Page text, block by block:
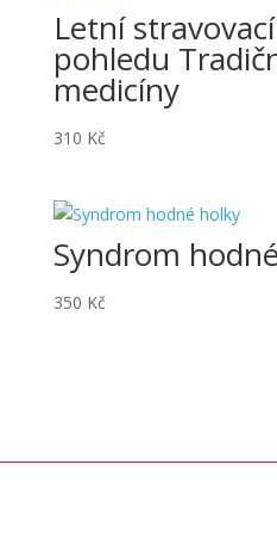
Letní
pohledu
medicíny
310 Kč
Syndrom
350 Kč